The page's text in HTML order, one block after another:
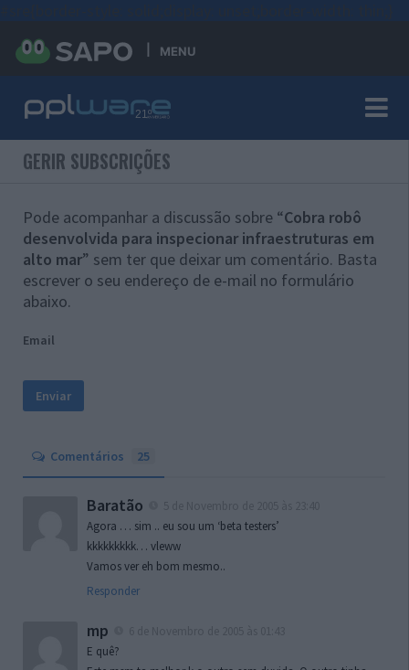
MENU
GERIR SUBSCRIÇÕES
Pode acompanhar a discussão sobre “Cobra robô
desenvolvida para inspecionar infraestruturas em
alto mar” sem ter que deixar um comentário. Basta
escrever o seu endereço de e-mail no formulário
abaixo.
Email
Comentários 25
Baratão
Agora … sim .. eu sou um ‘beta testers’
kkkkkkkkk… vleww
Vamos ver eh bom mesmo..
Responder
mp
E quê?